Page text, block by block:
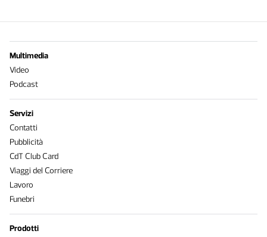
Multimedia
Video
Podcast
Servizi
Contatti
Pubblicità
CdT Club Card
Viaggi del Corriere
Lavoro
Funebri
Prodotti